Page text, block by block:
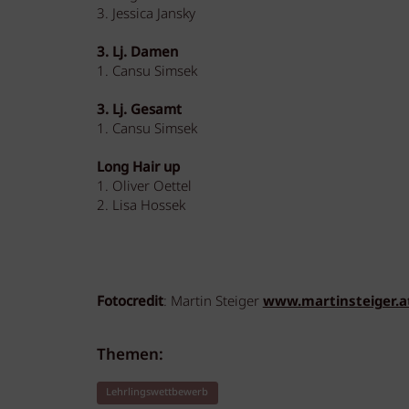
3. Jessica Jansky
3. Lj. Damen
1. Cansu Simsek
3. Lj. Gesamt
1. Cansu Simsek
Long Hair up
1. Oliver Oettel
2. Lisa Hossek
Fotocredit: Martin Steiger
Themen:
Lehrlingswettbewerb